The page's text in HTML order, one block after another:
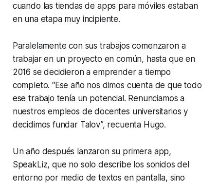
cuando las tiendas de apps para móviles estaban
en una etapa muy incipiente.
Paralelamente con sus trabajos comenzaron a
trabajar en un proyecto en común, hasta que en
2016 se decidieron a emprender a tiempo
completo. “Ese año nos dimos cuenta de que todo
ese trabajo tenía un potencial. Renunciamos a
nuestros empleos de docentes universitarios y
decidimos fundar Talov”, recuenta Hugo.
Un año después lanzaron su primera app,
SpeakLiz, que no solo describe los sonidos del
entorno por medio de textos en pantalla, sino